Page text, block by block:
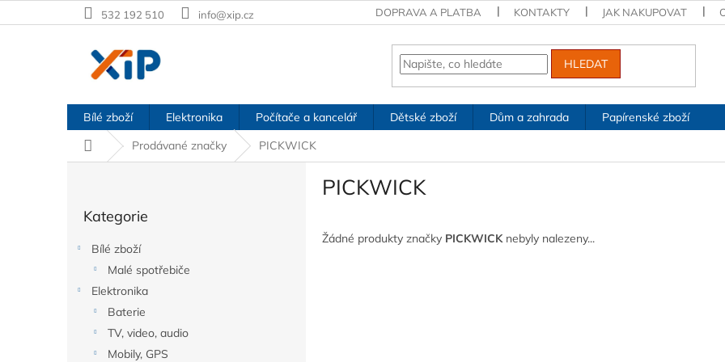
na
532 192 510 info@xip.cz DOPRAVA A PLATBA KONTAKTY JAK NAKUPOVAT
HLEDAT
Bílé zboží Elektronika Počítače a kancelář Dětské zboží Dům a zahrada
Papírenské zboží
Domů
Prodávané značky PICKWICK
kategorie
Kategorie
Bílé zboží
Malé spotřebiče
Elektronika
Baterie
TV, video, audio
Mobily, GPS
PICKWICK
Žádné produkty značky PICKWICKnebyly nalezeny...